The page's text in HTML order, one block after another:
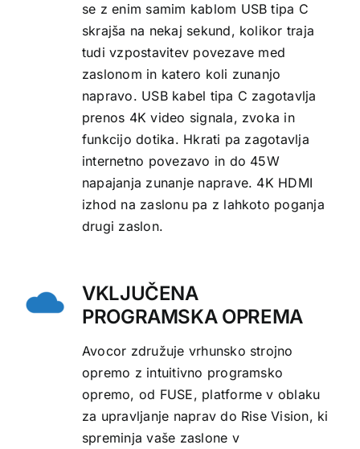
se z enim samim kablom USB tipa C
skrajša na nekaj sekund, kolikor traja
tudi vzpostavitev povezave med
zaslonom in katero koli zunanjo
napravo. USB kabel tipa C zagotavlja
prenos 4K video signala, zvoka in
funkcijo dotika. Hkrati pa zagotavlja
internetno povezavo in do 45W
napajanja zunanje naprave. 4K HDMI
izhod na zaslonu pa z lahkoto poganja
drugi zaslon.
VKLJUČENA
PROGRAMSKA OPREMA
Avocor združuje vrhunsko strojno
opremo z intuitivno programsko
opremo, od FUSE, platforme v oblaku
za upravljanje naprav do Rise Vision, ki
spreminja vaše zaslone v